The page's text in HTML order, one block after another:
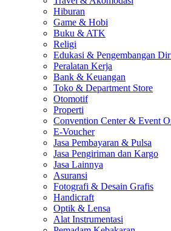
Hiburan
Game & Hobi
Buku & ATK
Religi
Edukasi & Pengembangan
Peralatan Kerja
Bank & Keuangan
Toko & Department Store
Otomotif
Properti
Convention Center & Event
E-Voucher
Jasa Pembayaran & Pulsa
Jasa Pengiriman dan Kargo
Jasa Lainnya
Asuransi
Fotografi & Desain Grafis
Handicraft
Optik & Lensa
Alat Instrumentasi